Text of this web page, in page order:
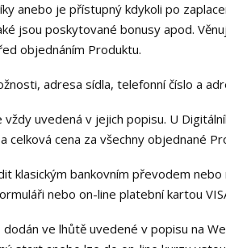
anebo je přístupný kdykoli po
jsou poskytované bonusy apod.
objednáním Produktu.
adresa sídla, telefonní číslo a
vždy uvedená v jejich popisu. U
celková cena za všechny objednané
klasickým bankovním převodem
nebo on-line platební kartou
dodán ve lhůtě uvedené v popisu na